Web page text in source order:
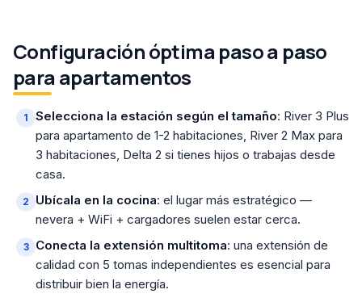
Configuración óptima paso a paso
para apartamentos
Selecciona la estación según el tamaño: River 3 Plus
para apartamento de 1-2 habitaciones, River 2 Max para
3 habitaciones, Delta 2 si tienes hijos o trabajas desde
casa.
Ubícala en la cocina: el lugar más estratégico —
nevera + WiFi + cargadores suelen estar cerca.
Conecta la extensión multitoma: una extensión de
calidad con 5 tomas independientes es esencial para
distribuir bien la energía.